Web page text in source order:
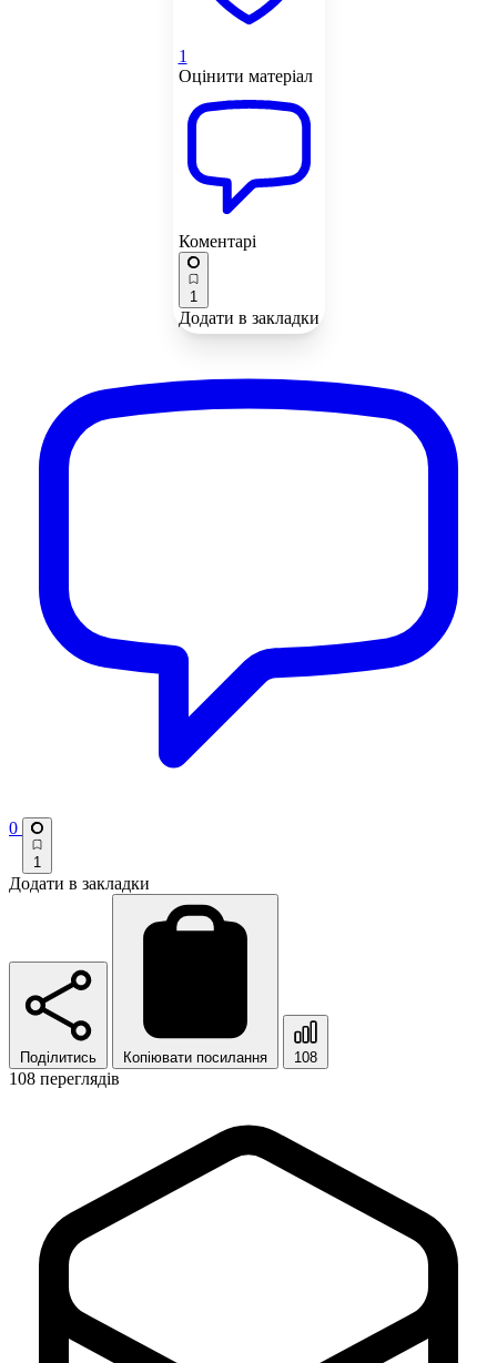
1
Оцінити матеріал
Коментарі
1
Додати в закладки
0
1
Додати в закладки
Поділитись Копіювати посилання 108
108 переглядів